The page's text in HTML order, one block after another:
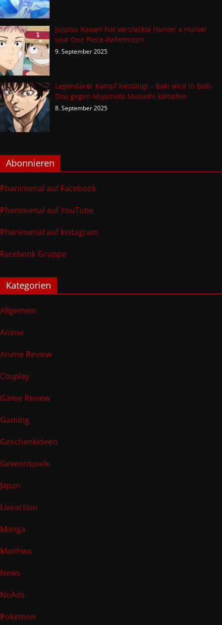
Jujutsu Kaisen hat versteckte Hunter x Hunter
und One Piece-Referenzen
9. September 2025
Legendärer Kampf bestätigt – Baki wird in Baki-
Dou gegen Miyamoto Musashi kämpfen
8. September 2025
Abonnieren
Phanimenal auf Facebook
Phanimenal auf YouTube
Phanimenal auf Instagram
Facebook Gruppe
Kategorien
Allgemein
Anime
Anime Review
Cosplay
Game Review
Gaming
Geschenkideen
Gewinnspiele
Japan
Liveaction
Manga
Manhwa
News
NoAds
Pokemon